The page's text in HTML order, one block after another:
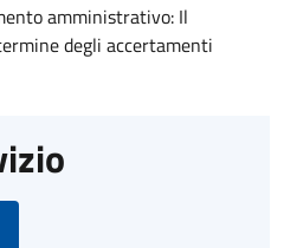
amministrativo: Il
degli accertamenti